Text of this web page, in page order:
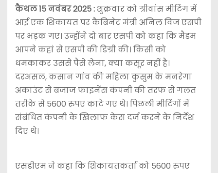
कैथल 15 नवंबर 2025: शुक्रवार को ग्रीवांस मीटिंग में
आई एक शिकायत पर कैबिनेट मंत्री अनिल विज एसपी
पर भड़क गए। उन्होंने दो बार एसपी को कहा कि मैडम
आपने कहां से एसपी की डिग्री की। किसी को
धमकाकर उससे पैसे लेना, क्या कसूर नहीं है।
दरअसल, कसान गांव की महिला कुसुम के मनरेगा
अकाउंट से बजाज फाइनेंस कंपनी की तरफ से गलत
तरीके से 5600 रुपए काटे गए थे। पिछली मीटिंगों में
संबंधित कंपनी के खिलाफ केस दर्ज करने के निर्देश
दिए थे।
एसडीएम ने कहा कि शिकायतकर्ता को 5600 रुपए